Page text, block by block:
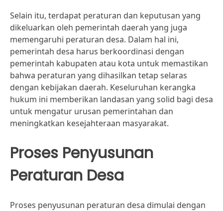
Selain itu, terdapat peraturan dan keputusan yang
dikeluarkan oleh pemerintah daerah yang juga
memengaruhi peraturan desa. Dalam hal ini,
pemerintah desa harus berkoordinasi dengan
pemerintah kabupaten atau kota untuk memastikan
bahwa peraturan yang dihasilkan tetap selaras
dengan kebijakan daerah. Keseluruhan kerangka
hukum ini memberikan landasan yang solid bagi desa
untuk mengatur urusan pemerintahan dan
meningkatkan kesejahteraan masyarakat.
Proses Penyusunan
Peraturan Desa
Proses penyusunan peraturan desa dimulai dengan